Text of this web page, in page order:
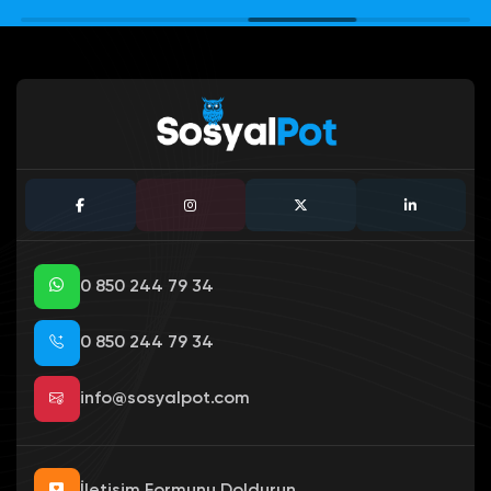
0 850 244 79 34
0 850 244 79 34
info@sosyalpot.com